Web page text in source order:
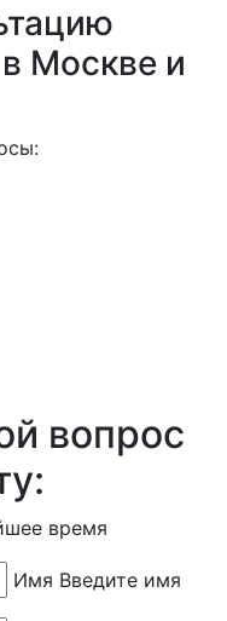
Москве и
вопрос
время
Имя Введите имя